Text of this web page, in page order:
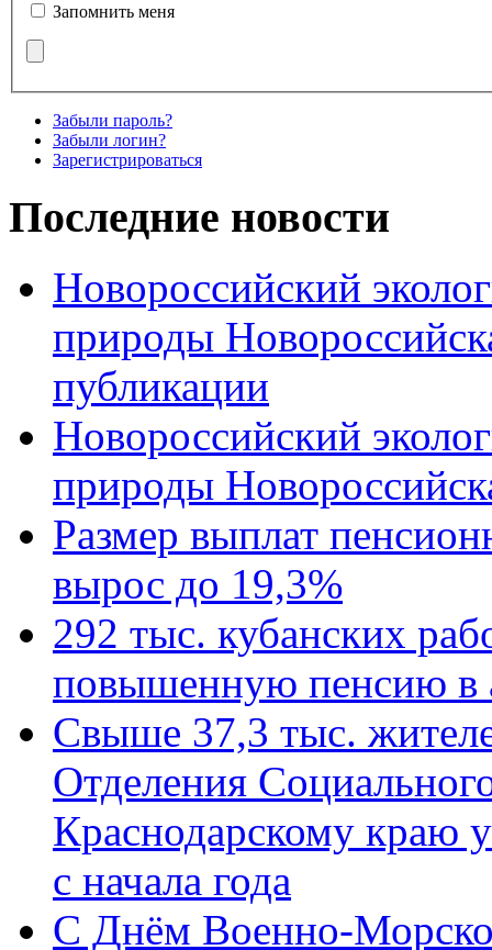
Запомнить меня
Забыли пароль?
Забыли логин?
Зарегистрироваться
Последние новости
Новороссийский
природы
публикации
Новороссийский
природы
Размер выплат
вырос до 19,3%
292 тыс. кубанских
повышенную пенсию в
Свыше 37,3 тыс.
Отделения
Краснодарскому краю
с начала года
C Днём Военно-